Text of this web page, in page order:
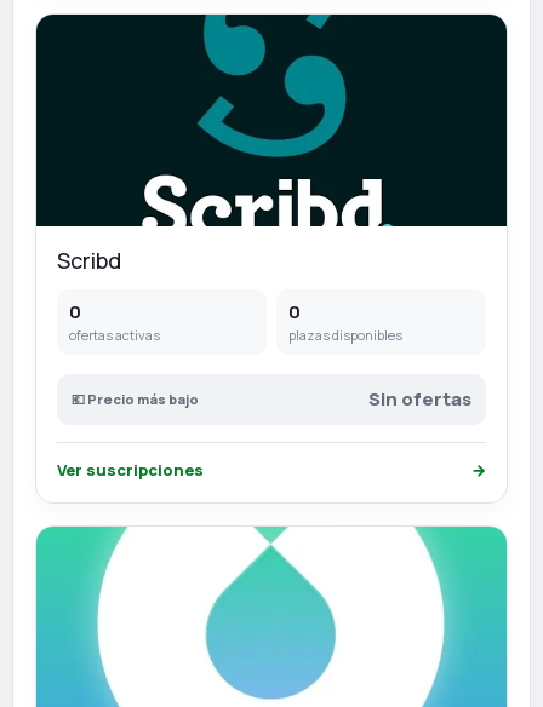
Scribd
0
ofertas activas
0
plazas disponibles
💶 Precio más bajo Sin ofertas
Ver suscripciones →